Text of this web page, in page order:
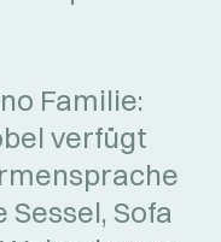
Familie:
verfügt
Sofa